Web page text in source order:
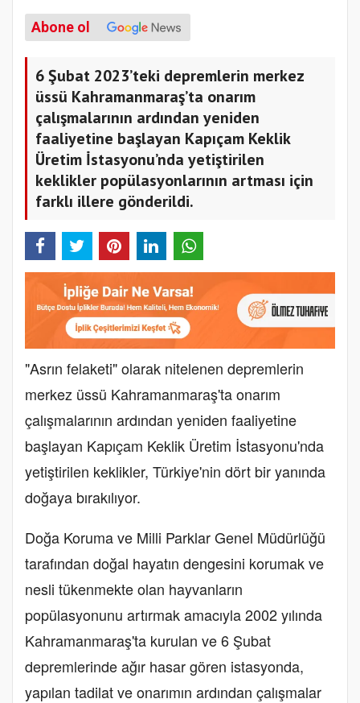
Abone ol
6 Şubat 2023’teki depremlerin merkez
üssü Kahramanmaraş’ta onarım
çalışmalarının ardından yeniden
faaliyetine başlayan Kapıçam Keklik
Üretim İstasyonu’nda yetiştirilen
keklikler popülasyonlarının artması için
farklı illere gönderildi.
"Asrın felaketi" olarak nitelenen depremlerin
merkez üssü Kahramanmaraş'ta onarım
çalışmalarının ardından yeniden faaliyetine
başlayan Kapıçam Keklik Üretim İstasyonu'nda
yetiştirilen keklikler, Türkiye'nin dört bir yanında
doğaya bırakılıyor.
Doğa Koruma ve Milli Parklar Genel Müdürlüğü
tarafından doğal hayatın dengesini korumak ve
nesli tükenmekte olan hayvanların
popülasyonunu artırmak amacıyla 2002 yılında
Kahramanmaraş'ta kurulan ve 6 Şubat
depremlerinde ağır hasar gören istasyonda,
yapılan tadilat ve onarımın ardından çalışmalar